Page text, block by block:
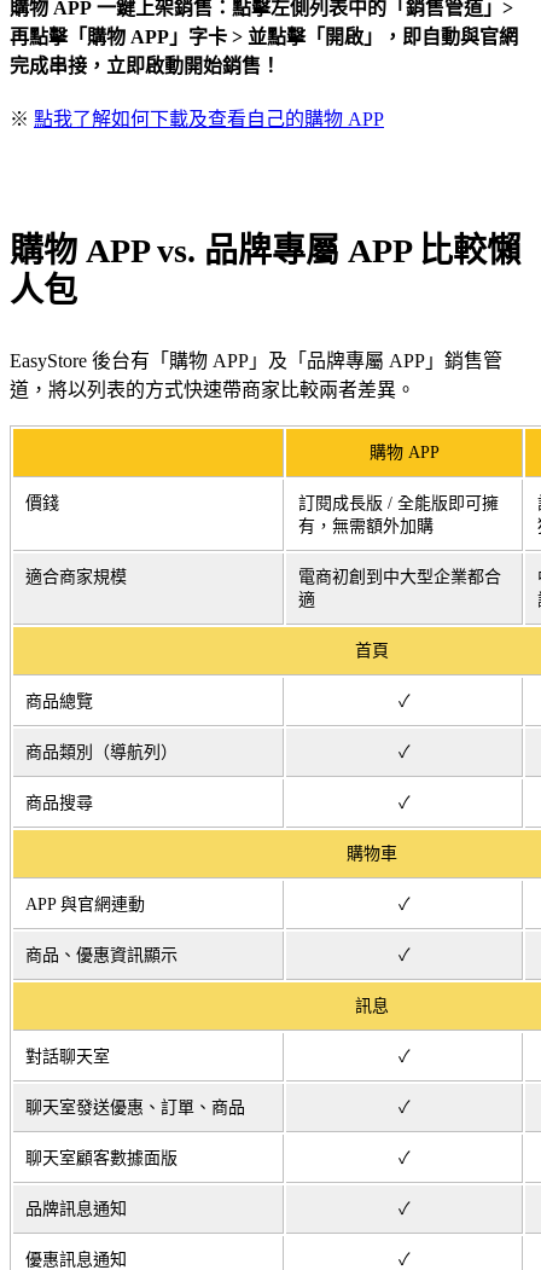
購物 APP 一鍵上架銷售：點擊左側列表中的「銷售管道」>
再點擊「購物 APP」字卡 > 並點擊「開啟」，即自動與官網
完成串接，立即啟動開始銷售！
※ 點我了解如何下載及查看自己的購物 APP
購物 APP vs. 品牌專屬 APP 比較懶
人包
EasyStore 後台有「購物 APP」及「品牌專屬 APP」銷售管
道，將以列表的方式快速帶商家比較兩者差異。
購物 APP
價錢
訂閱成長版 / 全能版即可擁
有，無需額外加購
適合商家規模
電商初創到中大型企業都合
適
首頁
商品總覽 ✓
商品類別（導航列） ✓
商品搜尋 ✓
購物車
APP 與官網連動 ✓
商品、優惠資訊顯示 ✓
訊息
對話聊天室 ✓
聊天室發送優惠、訂單、商品 ✓
聊天室顧客數據面版 ✓
品牌訊息通知 ✓
優惠訊息通知 ✓